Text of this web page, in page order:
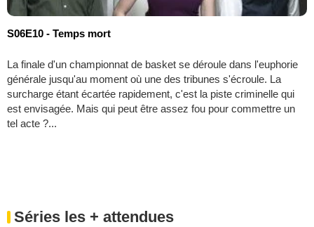
S06E10 - Temps mort
La finale d'un championnat de basket se déroule dans l'euphorie
générale jusqu'au moment où une des tribunes s'écroule. La
surcharge étant écartée rapidement, c'est la piste criminelle qui
est envisagée. Mais qui peut être assez fou pour commettre un
tel acte ?...
Séries les + attendues